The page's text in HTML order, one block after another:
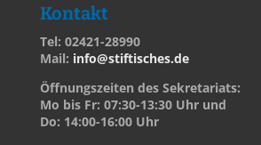
Kontakt
Tel: 02421-28990
Mail: info@stiftisches.de
Öffnungszeiten des Sekretariats:
Mo bis Fr: 07:30-13:30 Uhr und
Do: 14:00-16:00 Uhr